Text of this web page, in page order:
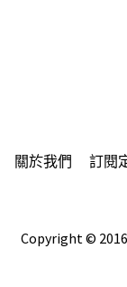
關於我們 訂閱
Copyright ©